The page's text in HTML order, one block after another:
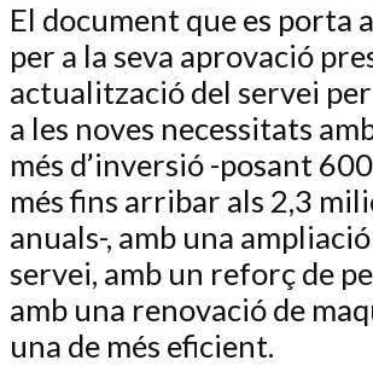
El document que es porta
per a la seva aprovació
actualització del servei
a les noves necessitats
més d’inversió -posant
més fins arribar als 2,3
anuals-, amb una
servei, amb un reforç de
amb una renovació de
una de més eficient.